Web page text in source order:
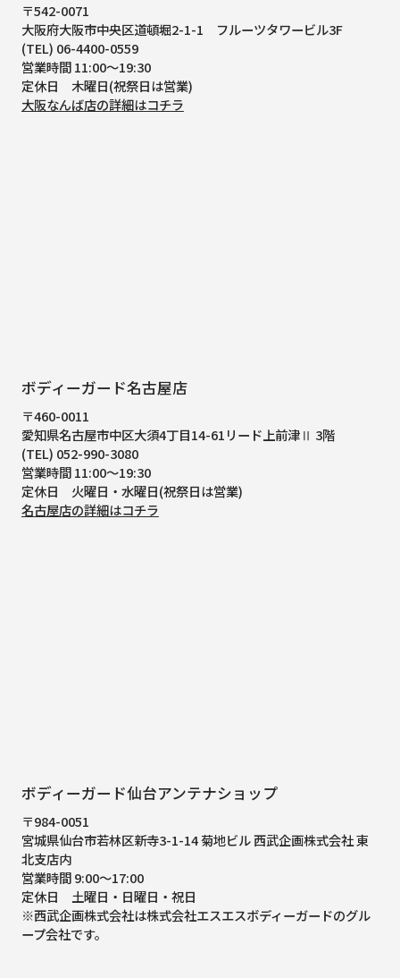
〒542-0071
大阪府大阪市中央区道頓堀2-1-1
フルーツタワービル3F
(TEL) 06-4400-0559
営業時間 11:00～19:30
定休日 木曜日(祝祭日は営業)
大阪なんば店の詳細はコチラ
ボディーガード名古屋店
〒460-0011
愛知県名古屋市中区大須4丁目14-61リード上前津Ⅱ 3階
(TEL) 052-990-3080
営業時間 11:00～19:30
定休日 火曜日・水曜日(祝祭日は営業)
名古屋店の詳細はコチラ
ボディーガード仙台アンテナショップ
〒984-0051
宮城県仙台市若林区新寺3-1-14 菊地ビル 西武企画株式会社 東
北支店内
営業時間 9:00～17:00
定休日 土曜日・日曜日・祝日
※西武企画株式会社は株式会社エスエスボディーガードのグル
ープ会社です。